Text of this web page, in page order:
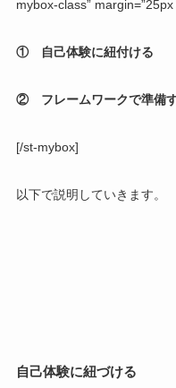
mybox-class”
① 自己体験に紐付ける
② フレームワークで準備
[/st-mybox]
以下で説明していきます。
自己体験に紐づける